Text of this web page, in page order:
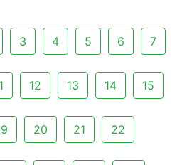
3 4 5 6 7
12 13 14 15
20 21 22